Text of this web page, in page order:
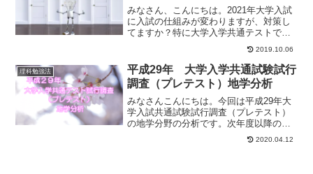
みなさん、こんにちは。2021年大学入試
に入試の仕組みが変わりますが、対策し
てますか？特に大学入学共通テストでの
化学についてきちんと分析しています
か？新しく行われる大学入学共通テスト
は以前の化学のセンター試験と問題傾向
に変化があります。その...
2019.10.06
理科勉強法
平成29年 大学入学共通試験試行
調査（プレテスト）地学分析
みなさんこんにちは。今回は平成29年大
学入試共通試験試行調査（プレテスト）
の地学分野の分析です。次年度以降の大
学入学共通テストの地学の問題の参考に
してみてください。地学の出題分野の種
2020.04.12